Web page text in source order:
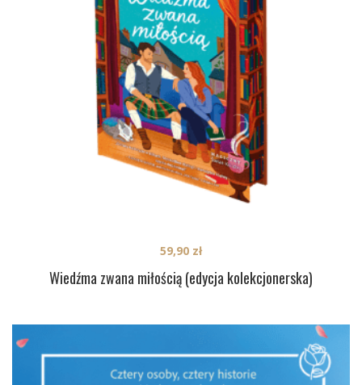
Wiedźma zwana miłością (edycja kolekcjonerska)
59,90 zł